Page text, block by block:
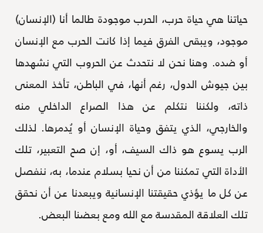
حياتنا هي حياة حرب، الحرب موجودة طالما أنا (الإنسان)
موجود، ويبقى الفرق فيما إذا كانت الحرب مع الإنسان
أو ضده. وهنا نحن لا نتحدث عن الحروب التي نشهدها
بين جيوش الدول، رغم أنها، في الباطن، تأخذ المعنى
ذاته، ولكننا نتكلم عن هذا الصراع الداخلي منه
والخارجي، الذي يتفق وحياة الإنسان أو يُدمرها. لذلك
الرب يسوع هو ذاك السيف، أو، إن صح التعبير، تلك
الأداة التي تمكننا من أن نحيا بسلام عندما، به، ننفصل
عن كل ما يؤذي حقيقتنا الإنسانية ويبعدنا عن أن نحقق
تلك العلاقة المقدسة مع الله ومع بعضنا البعض.